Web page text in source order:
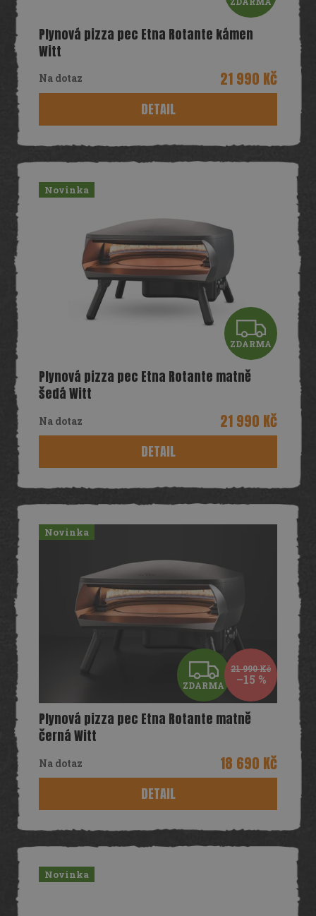
D
R
A
Plynová pizza pec Etna Rotante kámen
Witt
Na dotaz 21 990 Kč
DETAIL
Novinka
Z
D
R
A
ZDARMA
Plynová pizza pec Etna Rotante matně
šedá Witt
Na dotaz 21 990 Kč
DETAIL
Novinka
Z
D
A
R
A
ZDARMA
21 990 Kč
–15 %
Plynová pizza pec Etna Rotante matně
černá Witt
Na dotaz 18 690 Kč
DETAIL
Novinka